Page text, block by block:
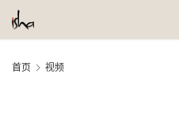
首页 视频